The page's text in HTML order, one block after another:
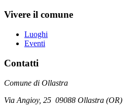
Vivere il comune
Luoghi
Eventi
Contatti
Comune di Ollastra
Via Angioy, 25 09088 Ollastra (OR)